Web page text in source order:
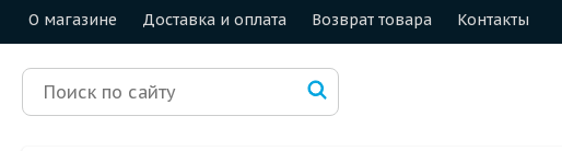
О магазине Доставка и оплата Возврат товара Контакты